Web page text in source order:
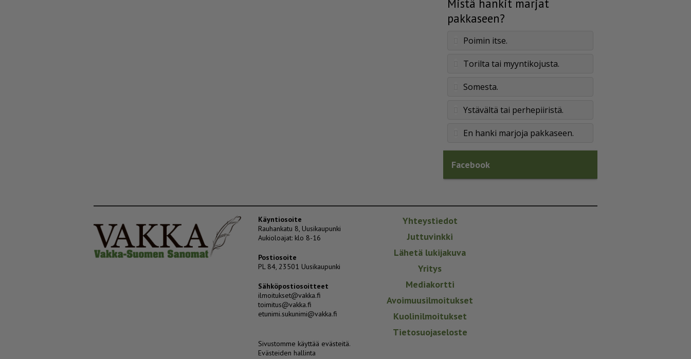
Mistä hankit marjat
pakkaseen?
Poimin itse.
Torilta tai myyntikojusta.
Somesta.
Ystävältä tai perhepiiristä.
En hanki marjoja pakkaseen.
Facebook
Käyntiosoite
Rauhankatu 8, Uusikaupunki
Aukioloajat: klo 8-16
Postiosoite
PL 84, 23501 Uusikaupunki
Sähköpostiosoitteet
ilmoitukset@vakka.fi
toimitus@vakka.fi
etunimi.sukunimi@vakka.fi
Sivustomme käyttää evästeitä.
Evästeiden hallinta
Yhteystiedot
Juttuvinkki
Lähetä lukijakuva
Yritys
Mediakortti
Avoimuusilmoitukset
Kuolinilmoitukset
Tietosuojaseloste